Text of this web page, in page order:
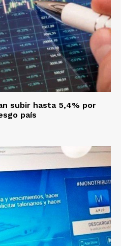
subir hasta 5,4% por
país